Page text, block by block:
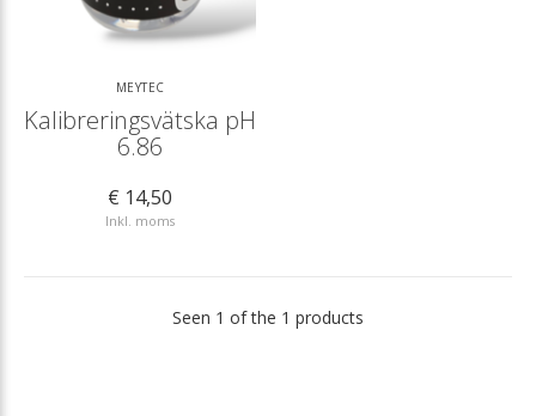
MEYTEC
Kalibreringsvätska pH
6.86
€ 14,50
Inkl. moms
Seen 1 of the 1 products